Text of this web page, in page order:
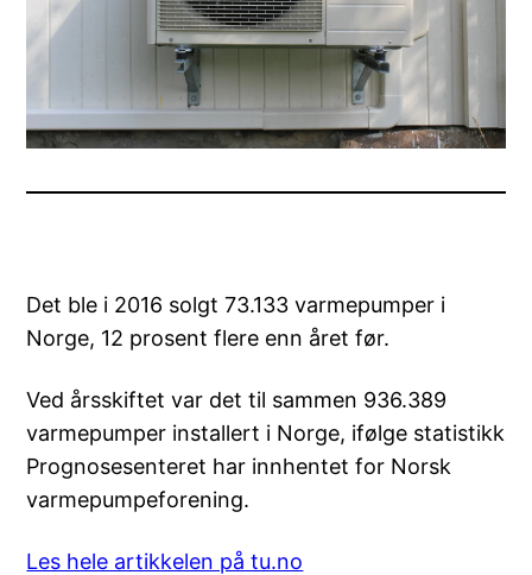
Det ble i 2016 solgt 73.133 varmepumper i
Norge, 12 prosent flere enn året før.
Ved årsskiftet var det til sammen 936.389
varmepumper installert i Norge, ifølge statistikk
Prognosesenteret har innhentet for Norsk
varmepumpeforening.
Les hele artikkelen på tu.no